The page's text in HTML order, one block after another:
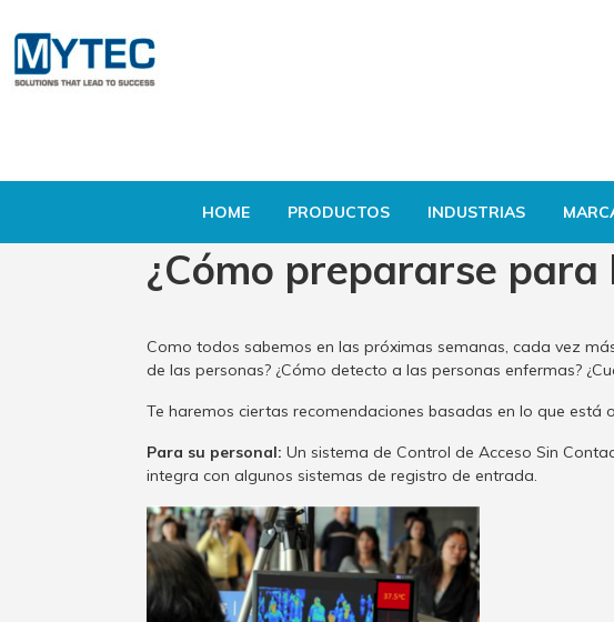
HOME PRODUCTOS INDUSTRIAS
¿Cómo prepararse
Como todos sabemos en las próximas semanas, cada vez
de las personas? ¿Cómo detecto a las personas enfermas?
Te haremos ciertas recomendaciones basadas en lo que
Para su personal: Un sistema de Control de Acceso Sin
integra con algunos sistemas de registro de entrada.